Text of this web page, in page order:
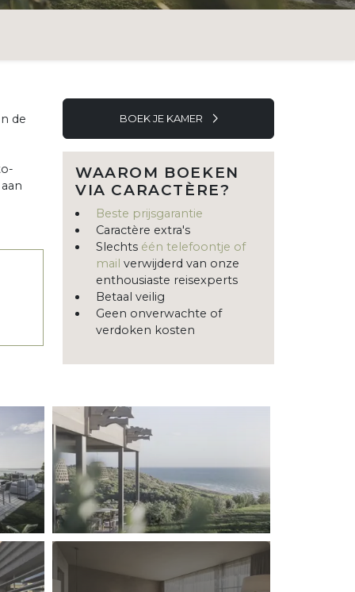
de BOEK JE KAMER
WAAROM BOEKEN
VIA CARACTÈRE?
Beste prijsgarantie
Caractère extra's
Slechts één telefoontje of
mail verwijderd van onze
enthousiaste reisexperts
Betaal veilig
Geen onverwachte of
verdoken kosten